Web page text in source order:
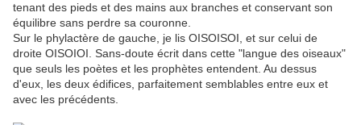
tenant des pieds et des mains aux branches et conservant son
équilibre sans perdre sa couronne.
Sur le phylactère de gauche, je lis OISOISOI, et sur celui de
droite OISOIOI. Sans-doute écrit dans cette "langue des oiseaux"
que seuls les poètes et les prophètes entendent. Au dessus
d'eux, les deux édifices, parfaitement semblables entre eux et
avec les précédents.